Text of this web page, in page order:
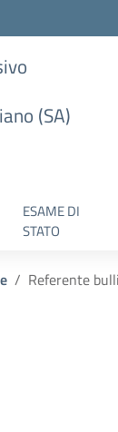
(SA)
ESAME DI
STATO
Referente